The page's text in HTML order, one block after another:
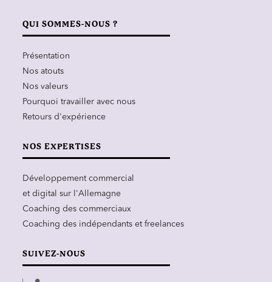
QUI SOMMES-NOUS ?
Présentation
Nos atouts
Nos valeurs
Pourquoi travailler avec nous
Retours d'expérience
NOS EXPERTISES
Développement commercial
et digital sur l'Allemagne
Coaching des commerciaux
Coaching des indépendants et freelances
SUIVEZ-NOUS